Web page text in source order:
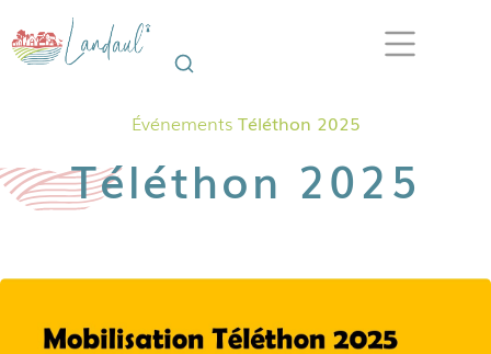
Événements Téléthon 2025
Téléthon 2025